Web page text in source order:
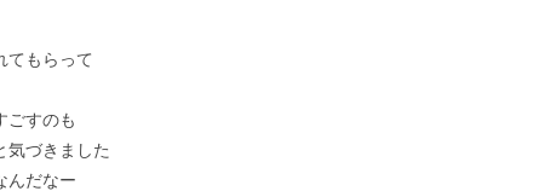
てもらって
ごすのも
気づきました
んだなー